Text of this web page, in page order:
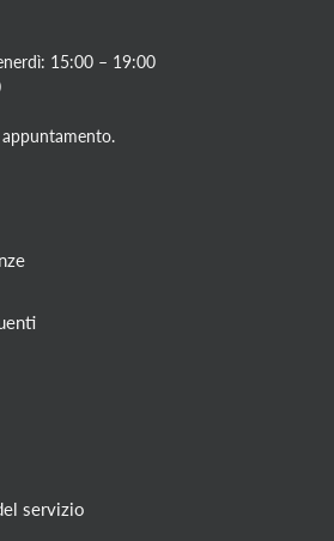
15:00 – 19:00
servizio